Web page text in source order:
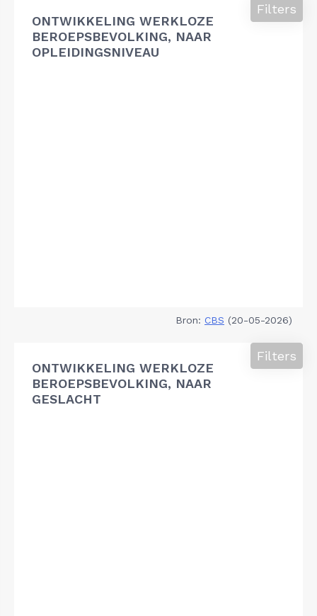
ONTWIKKELING WERKLOZE
BEROEPSBEVOLKING, NAAR
OPLEIDINGSNIVEAU
Filters
Bron: CBS (20-05-2026)
ONTWIKKELING WERKLOZE
BEROEPSBEVOLKING, NAAR
GESLACHT
Filters